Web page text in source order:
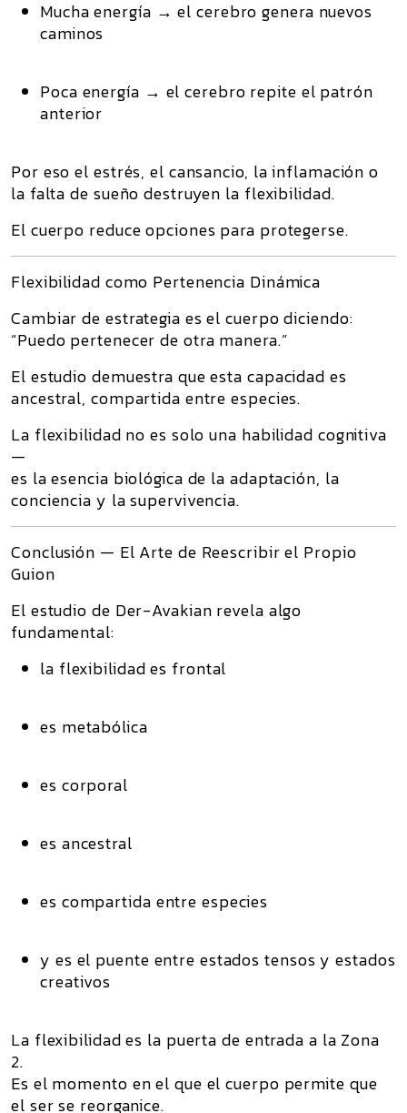
Mucha energía → el cerebro genera nuevos
caminos
Poca energía → el cerebro repite el patrón
anterior
Por eso el estrés, el cansancio, la inflamación o
la falta de sueño destruyen la flexibilidad.
El cuerpo reduce opciones para protegerse.
Flexibilidad como Pertenencia Dinámica
Cambiar de estrategia es el cuerpo diciendo:
“Puedo pertenecer de otra manera.”
El estudio demuestra que esta capacidad es
ancestral, compartida entre especies.
La flexibilidad no es solo una habilidad cognitiva
—
es la esencia biológica de la adaptación, la
conciencia y la supervivencia.
Conclusión — El Arte de Reescribir el Propio
Guion
El estudio de Der-Avakian revela algo
fundamental:
la flexibilidad es frontal
es metabólica
es corporal
es ancestral
es compartida entre especies
y es el puente entre estados tensos y estados
creativos
La flexibilidad es la puerta de entrada a la Zona
2.
Es el momento en el que el cuerpo permite que
el ser se reorganice.